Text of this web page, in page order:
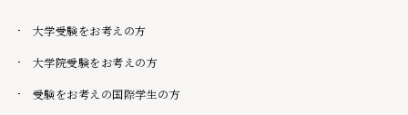
大学受験をお考えの方
大学院受験をお考えの方
受験をお考えの国際学生の方